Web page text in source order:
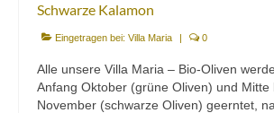
Schwarze Kalamon
Eingetragen bei: Villa Maria | 0
Alle unsere Villa Maria – Bio-Oliven
Anfang Oktober (grüne Oliven) und Mitte
November (schwarze Oliven) geerntet,